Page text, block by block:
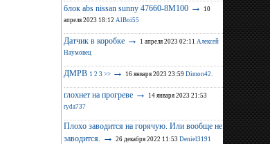
блок abs nissan sunny 47660-8M100 →
10
апреля 2023 18:12 AlBoi55
Датчик в коробке → 1 апреля 2023 02:11 Алексей
Наумовец
ДМРВ 1 2 3 >> → 16 января 2023 23:59 Dimon42.
глохнет на прогреве →
14 января 2023 21:53
ryda737
Плохо заводится на горячую. Или вообще не
заводится.
→ 26 декабря 2022 11:53 Deniel3191